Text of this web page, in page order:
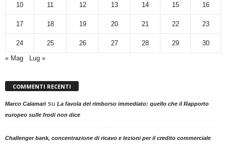
10 11 12 13 14 15 16
17 18 19 20 21 22 23
24 25 26 27 28 29
30
« Mag
Lug »
COMMENTI RECENTI
Marco Calamarisu La favola del rimborso immediato: quello che il Rapporto
europeo sulle frodi non dice
Challenger bank, concentrazione di ricavo e lezioni per il credito commerciale